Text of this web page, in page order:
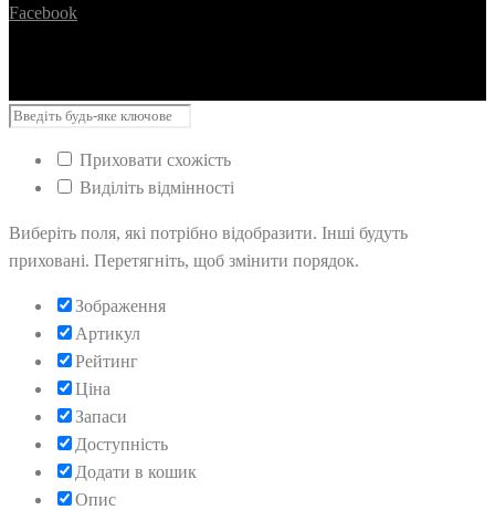
Facebook
Приховати схожість
Виділіть відмінності
Виберіть поля, які потрібно відобразити. Інші будуть
приховані. Перетягніть, щоб змінити порядок.
Зображення
Артикул
Рейтинг
Ціна
Запаси
Доступність
Додати в кошик
Опис